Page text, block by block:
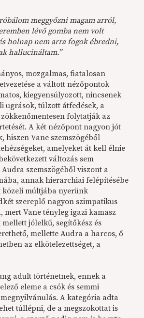
meggyőzni magam arról,
lévő gomba nem volt
holnap nem arra fogok ébredni,
hallucináltam.”
mozgalmas, fiatalosan
a váltott nézőpontok
kiegyensúlyozott, nincsenek
ugrások, túlzott átfedések, a
folytatják az
A két nézőpont nagyon jót
hiszen Vane szemszögéből
amelyeket át kell élnie
változás sem
szemszögéből viszont a
annak hierarchiai felépítésébe
közeli múltjába nyerünk
szereplő nagyon szimpatikus
mert Vane tényleg igazi kamasz
jólelkű, segítőkész és
mellette Audra a harcos, ő
az elkötelezettséget, a
adult történetnek, ennek a
eleme a csók és semmi
A kategória adta
túllépni, de a megszokottat is